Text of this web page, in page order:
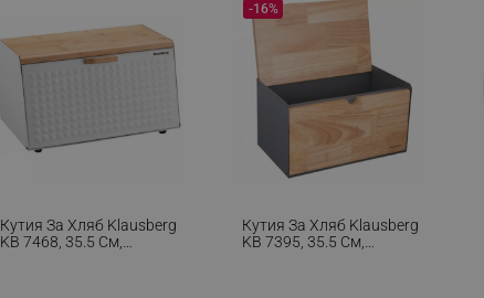
Кутия За Хляб Klausberg
KB 7468, 35.5 См,
Кутия За Хляб Klausberg
KB 7395, 35.5 См,
-16%